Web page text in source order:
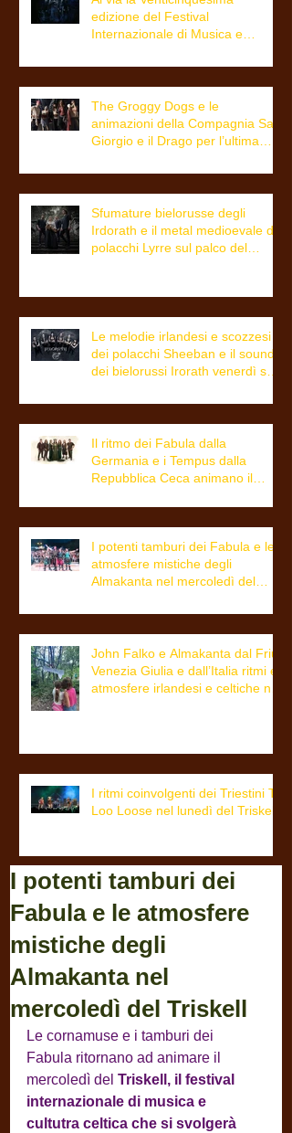
edizione del Festival
Internazionale di Musica e
The Groggy Dogs e le
animazioni della Compagnia San
Giorgio e il Drago per l’ultima
Sfumature bielorusse degli
Irdorath e il metal medioevale dei
polacchi Lyrre sul palco del
Le melodie irlandesi e scozzesi
dei polacchi Sheeban e il sound
dei bielorussi Irorath venerdì sul
Il ritmo dei Fabula dalla
Germania e i Tempus dalla
Repubblica Ceca animano il
I potenti tamburi dei Fabula e le
atmosfere mistiche degli
Almakanta nel mercoledì del
John Falko e Almakanta dal Friuli
Venezia Giulia e dall’Italia ritmi e
atmosfere irlandesi e celtiche nel
I ritmi coinvolgenti dei Triestini To
Loo Loose nel lunedì del Triskell
I potenti tamburi dei
Fabula e le atmosfere
mistiche degli
Almakanta nel
mercoledì del Triskell
Le cornamuse e i tamburi dei
Fabula ritornano ad animare il
mercoledì del Triskell, il festival
internazionale di musica e
cultutra celtica che si svolgerà